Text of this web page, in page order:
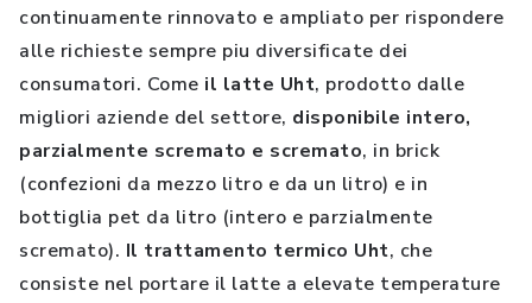
continuamente rinnovato e ampliato per rispondere
alle richieste sempre piu diversificate dei
consumatori. Come il latte Uht, prodotto dalle
migliori aziende del settore, disponibile intero,
parzialmente scremato e scremato, in brick
(confezioni da mezzo litro e da un litro) e in
bottiglia pet da litro (intero e parzialmente
scremato). Il trattamento termico Uht, che
consiste nel portare il latte a elevate temperature